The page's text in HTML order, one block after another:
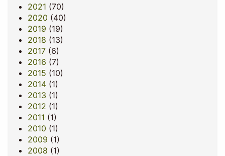
2021 (70)
2020 (40)
2019 (19)
2018 (13)
2017(6)
2016 (7)
2015 (10)
2014(1)
2013 (1)
2012 (1)
2011 (1)
2010 (1)
2009 (1)
2008 (1)